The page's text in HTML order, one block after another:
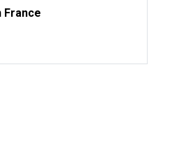
France